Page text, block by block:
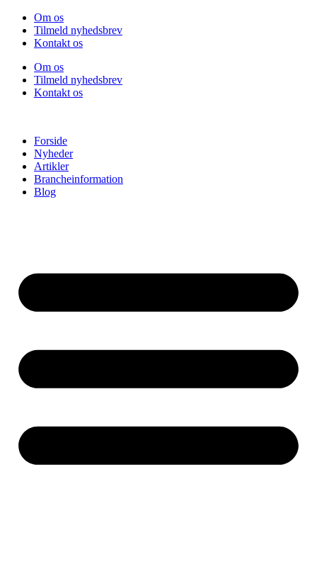
Videre
indhold
Om os
Tilmeld nyhedsbrev
Kontakt os
Om os
Tilmeld nyhedsbrev
Kontakt os
Forside
Nyheder
Artikler
Brancheinformation
Blog